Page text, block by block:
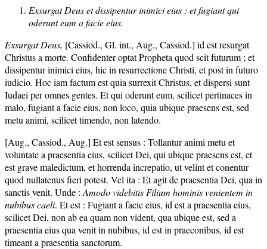
Exsurgat Deus et dissipentur inimici eius : et fugiant qui
oderunt eum a facie eius.
Exsurgat Deus, [Cassiod., Gl. int., Aug., Cassiod.] id est resurgat
Christus a morte. Confidenter optat Propheta quod scit futurum ; et
dissipentur inimici eius, hic in resurrectione Christi, et post in futuro
iudicio. Hoc iam factum est quia surrexit Christus, et dispersi sunt
Iudaei per omnes gentes. Et qui oderunt eum, scilicet pertinaces in
malo, fugiant a facie eius, non loco, quia ubique praesens est, sed
metu animi, scilicet timendo, non latendo.
[Aug., Cassiod., Aug.] Et est sensus : Tollantur animi metu et
voluntate a praesentia eius, scilicet Dei, qui ubique praesens est, et
est grave maledictum, et horrenda increpatio, ut velint et conentur
quod nullatenus fieri potest. Vel ita : Et agit de praesentia Dei, qua in
sanctis venit. Unde : Amodo videbitis Filium hominis venientem in
nubibus caeli. Et est : Fugiant a facie eius, id est a praesentia eius,
scilicet Dei, non ab ea quam non vident, qua ubique est, sed a
praesentia eius qua venit in nubibus, id est in praeconibus, id est
timeant a praesentia sanctorum.